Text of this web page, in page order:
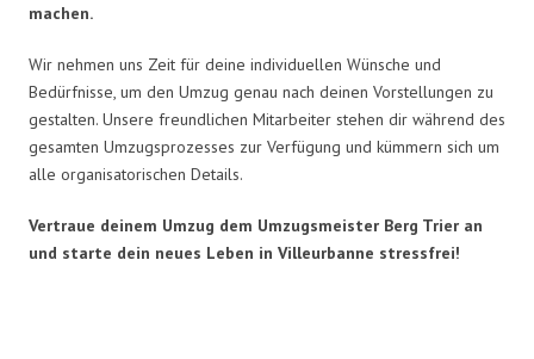
machen.
Wir nehmen uns Zeit für deine individuellen Wünsche und
Bedürfnisse, um den Umzug genau nach deinen Vorstellungen zu
gestalten. Unsere freundlichen Mitarbeiter stehen dir während des
gesamten Umzugsprozesses zur Verfügung und kümmern sich um
alle organisatorischen Details.
Vertraue deinem Umzug dem Umzugsmeister Berg Trier an
und starte dein neues Leben in Villeurbanne stressfrei!